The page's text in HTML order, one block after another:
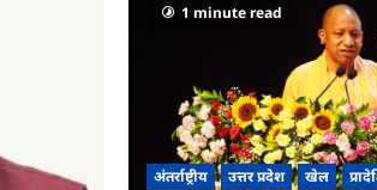
1 minute read
अंतर्राष्ट्रीय उत्तर प्रदेश खेल